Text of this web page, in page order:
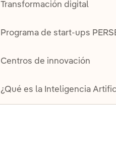
Transformación digital
Programa de start-ups
Centros de innovación
¿Qué es la Inteligencia